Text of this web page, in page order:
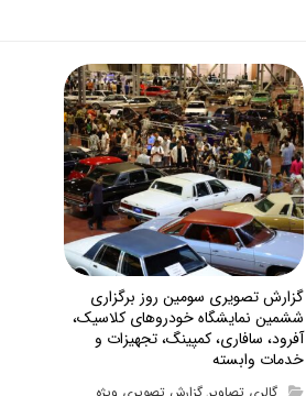
گزارش تصویری سومین روز برگزاری
ششمین نمایشگاه خودروهای کلاسیک،
آفرود، سافاری، کمپینگ، تجهیزات و
خدمات وابسته